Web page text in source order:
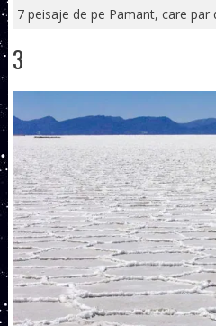
7 peisaje de pe Pamant, care par
3